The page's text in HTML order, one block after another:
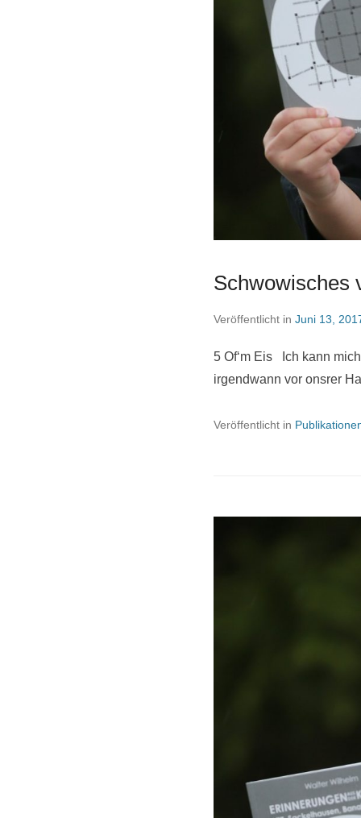
Schwowisches
Veröffentlicht in Juni 13,
5 Of‘m Eis Ich kann
irgendwann vor onsrer
Veröffentlicht in